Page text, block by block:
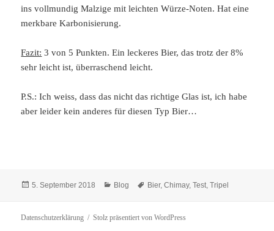
ins vollmundig Malzige mit leichten Würze-Noten. Hat eine
merkbare Karbonisierung.
Fazit: 3 von 5 Punkten. Ein leckeres Bier, das trotz der 8%
sehr leicht ist, überraschend leicht.
P.S.: Ich weiss, dass das nicht das richtige Glas ist, ich habe
aber leider kein anderes für diesen Typ Bier…
Veröffentlicht
5. September 2018 Kategorien
Blog Schlagwörter
Bier,Chimay,Test,Tripel
Datenschutzerklärung Stolz präsentiert von WordPress